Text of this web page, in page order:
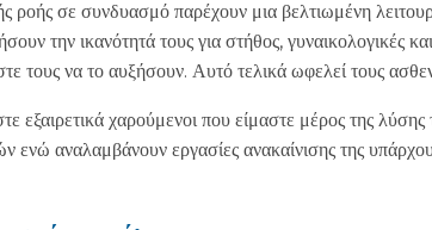
ροής σε συνδυασμό παρέχουν μια βελτιωμένη
την ικανότητά τους για στήθος, γυναικολογικές
τους να το αυξήσουν. Αυτό τελικά ωφελεί τους
εξαιρετικά χαρούμενοι που είμαστε μέρος της
ενώ αναλαμβάνουν εργασίες ανακαίνισης της